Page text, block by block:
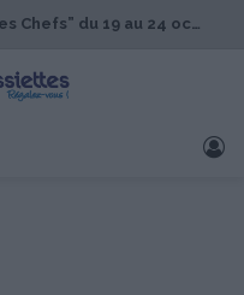
1er Édition de “La Semaine des Chefs” du 19 au 24 octobre 2026